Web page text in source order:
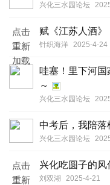
兴化三水园论坛
点击
重新
加载
赋《江苏人酒》
针织海洋 2025-4-24
哇塞！里下河
～
兴化三水园论坛
中考后，我陪落
兴化三水园论坛
点击
重新
兴化吃圆子的风
刘双湖 2025-4-21